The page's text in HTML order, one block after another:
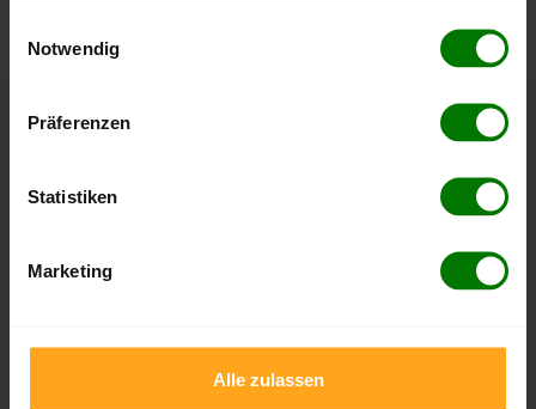
Notwendig
Präferenzen
Statistiken
Marketing
Alle zulassen
Höchst- und Tiefststände der
Höchst- und Tiefststände der
Pelletspreise für lose Holzpellets und Holzpellets
erreicht wurde.